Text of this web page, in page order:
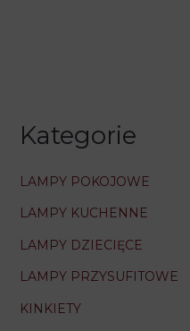
Kategorie
LAMPY POKOJOWE
LAMPY KUCHENNE
LAMPY DZIECIĘCE
LAMPY PRZYSUFITOWE
KINKIETY